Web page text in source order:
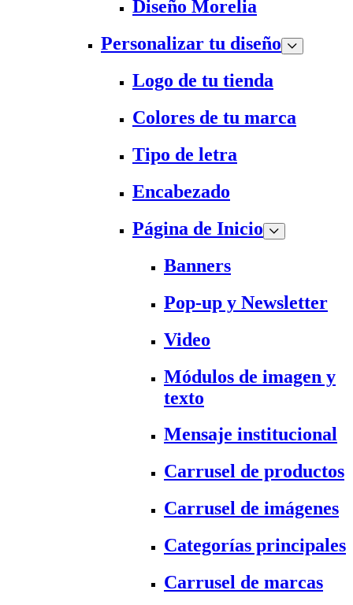
Diseño Morelia
Personalizar tu diseño
Logo de tu tienda
Colores de tu marca
Tipo de letra
Encabezado
Página de Inicio
Banners
Pop-up y Newsletter
Video
Módulos de imagen y
texto
Mensaje institucional
Carrusel de productos
Carrusel de imágenes
Categorías principales
Carrusel de marcas